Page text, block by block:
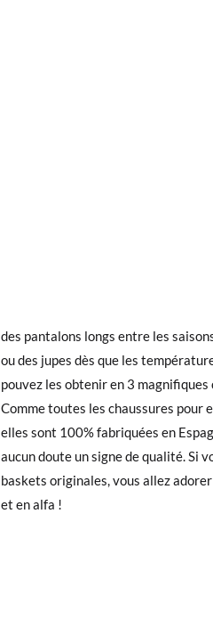
des pantalons longs entre les
ou des jupes dès que les
pouvez les obtenir en 3 magnifiques
Comme toutes les chaussures pour
elles sont 100% fabriquées en
aucun doute un signe de qualité. Si
baskets originales, vous allez
et en alfa !
Veuillez noter que la
ce que vous recherchiez, vous
la procédure. Si vous avez passé
votre numéro de commande ainsi
automatiquement dans votre
de votre tout-petit ou avec la
l'extérieur.
29 30 31 32 33 34 35